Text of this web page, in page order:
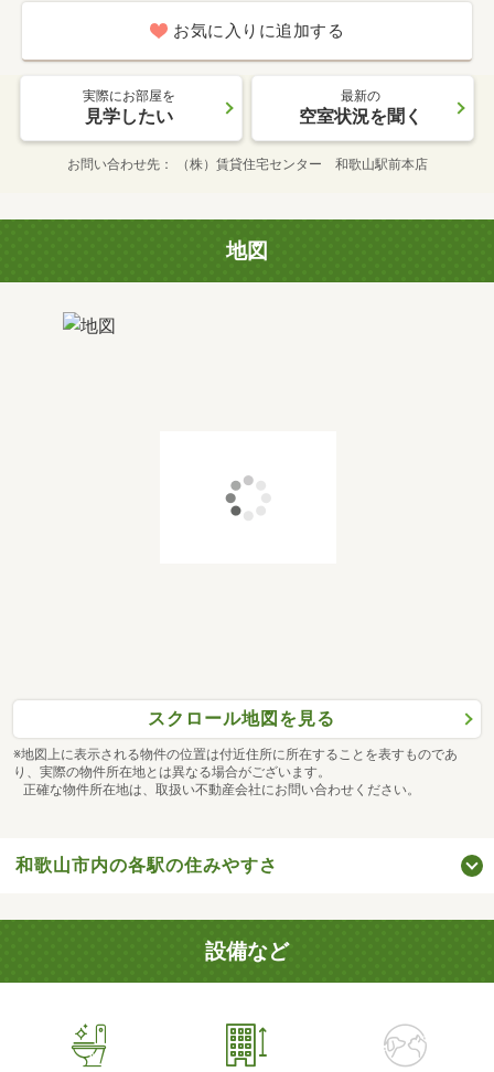
お気に入りに追加する
実際にお部屋を
見学したい
最新の
空室状況を聞く
お問い合わせ先 （株）賃貸住宅センター 和歌山駅前本店
地図
スクロール地図を見る
※地図上に表示される物件の位置は付近住所に所在することを表すものであ
り、実際の物件所在地とは異なる場合がございます。
正確な物件所在地は、取扱い不動産会社にお問い合わせください。
和歌山市内の各駅の住みやすさ
設備など